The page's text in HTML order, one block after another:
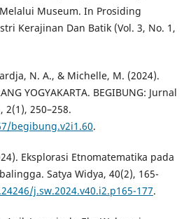
Museum. In Prosiding
Kerajinan Dan Batik (Vol. 3, No. 1,
N. A., & Michelle, M. (2024).
YOGYAKARTA. BEGIBUNG: Jurnal
250–258.
begibung.v2i1.60.
Eksplorasi Etnomatematika pada
Satya Widya, 40(2), 165-
j.sw.2024.v40.i2.p165-177.